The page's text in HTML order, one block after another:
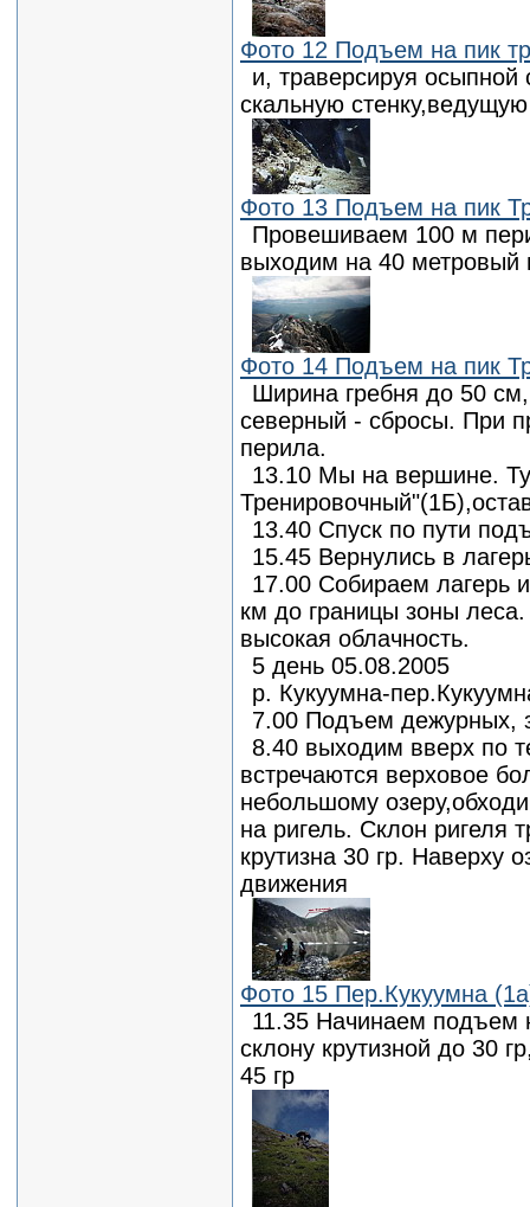
Фото 12 Подъем на пик
и, траверсируя
скальную
Фото 13 Подъем на пик
Провешиваем 100 м
выходим на 40 метровый
Фото 14 Подъем на пик
Ширина гребня до 50
северный - сбросы. При
перила.
13.10 Мы на вершине.
13.40 Спуск по пути
15.45 Вернулись в
17.00 Собираем лагерь
км до границы зоны
высокая облачность.
5 день 05.08.2005
р. Кукуумна-
7.00 Подъем дежурных,
8.40 выходим вверх по
встречаются верховое
небольшому
на ригель. Склон ригеля
крутизна 30 гр. Наверху
движения
Фото 15 Пер.Кукуумна
11.35 Начинаем подъем
склону крутизной до 30
45 гр